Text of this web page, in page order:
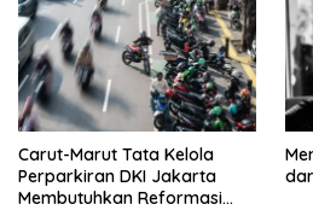
Carut-Marut Tata Kelola
Perparkiran DKI Jakarta
Membutuhkan Reformasi